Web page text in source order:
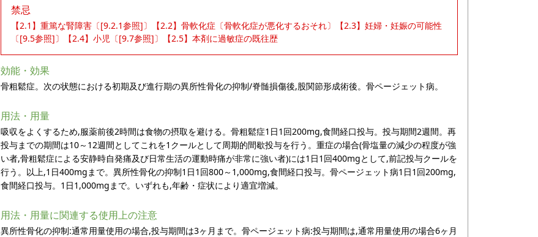
禁忌
【2.1】重篤な腎障害〔[9.2.1参照]〕【2.2】骨軟化症〔骨軟化症が悪化するおそれ〕【2.3】妊婦・妊娠の可能性
〔[9.5参照]〕【2.4】小児〔[9.7参照]〕【2.5】本剤に過敏症の既往歴
効能・効果
骨粗鬆症。次の状態における初期及び進行期の異所性骨化の抑制/脊髄損傷後,股関節形成術後。骨ページェット病。
用法・用量
吸収をよくするため,服薬前後2時間は食物の摂取を避ける。骨粗鬆症1日1回200mg,食間経口投与。投与期間2週間。再
投与までの期間は10～12週間としてこれを1クールとして周期的間歇投与を行う。重症の場合(骨塩量の減少の程度が強
い者,骨粗鬆症による安静時自発痛及び日常生活の運動時痛が非常に強い者)には1日1回400mgとして,前記投与クールを
行う。以上,1日400mgまで。異所性骨化の抑制1日1回800～1,000mg,食間経口投与。骨ページェット病1日1回200mg,
食間経口投与。1日1,000mgまで。いずれも,年齢・症状により適宜増減。
用法・用量に関連する使用上の注意
異所性骨化の抑制:通常用量使用の場合,投与期間は3ヶ月まで。骨ページェット病:投与期間は,通常用量使用の場合6ヶ月